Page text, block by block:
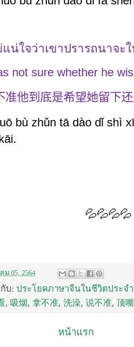
แน่ใจว่าเขาปรารถนาจะ
not sure whether he
准他到底是希望她留下
bù zhǔn tā dào dǐ shì
💦💦💦💦
ม 05, 2564
บ: ประโยคภาษาจีนในชีวิตประจ
, 吸烟, 拿不准, 洗澡, 说不准, 顶嘴
หน้าแรก